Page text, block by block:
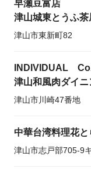
早瀬豆富店
津山城東とうふ
津山市東新町82
INDIVIDUAL
津山和風肉ダイニ
津山市川崎47番地
中華台湾料理花と
津山市志戸部705-9